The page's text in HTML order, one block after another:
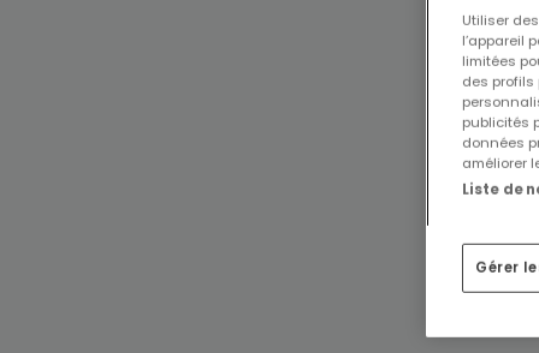
Utiliser
l’appareil
limitées
des
publicités
données
améliorer
Liste de
Gérer